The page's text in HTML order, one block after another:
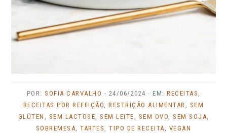
POR: SOFIA CARVALHO - 24/06/2024 · EM: RECEITAS ,
RECEITAS POR REFEIÇÃO,RESTRIÇÃO ALIMENTAR , SEM
GLÚTEN , SEM LACTOSE, SEM LEITE , SEM OVO, SEM SOJA,
SOBREMESA,TARTES ,TIPO DE RECEITA , VEGAN